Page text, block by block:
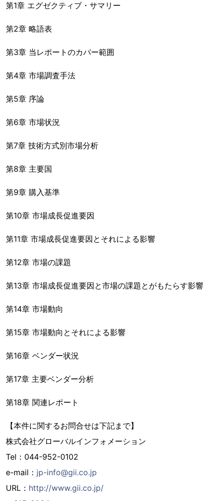
第1章 エグゼクティブ・サマリー
第2章 略語表
第3章 当レポートのカバー範囲
第4章 市場調査手法
第5章 序論
第6章 市場状況
第7章 技術方式別市場分析
第8章 主要国
第9章 購入基準
第10章 市場成長促進要因
第11章 市場成長促進要因とそれによる影響
第12章 市場の課題
第13章 市場成長促進要因と市場の課題とがもたらす影響
第14章 市場動向
第15章 市場動向とそれによる影響
第16章 ベンダー状況
第17章 主要ベンダー分析
第18章 関連レポート
【本件に関するお問合せは下記まで】
株式会社グローバルインフォメーション
Tel：044-952-0102
e-mail： jp-info@gii.co.jp
URL： http://www.gii.co.jp/